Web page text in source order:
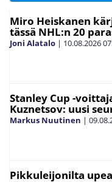
Miro Heiskanen
tässä NHL:n 20
Joni Alatalo | 10.08.2026
Stanley Cup -
Kuznetsov: uusi
Markus Nuutinen |
Pikkuleijonilta